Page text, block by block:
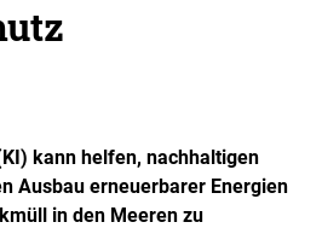
kann helfen, nachhaltigen
Ausbau erneuerbarer Energien
in den Meeren zu